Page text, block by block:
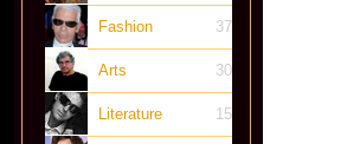
Fashion 37
Arts 30
Literature 15